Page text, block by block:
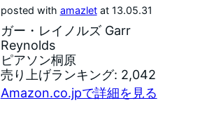
posted with amazletat 13.05.31
ガー・レイノルズ Garr
Reynolds
ピアソン桐原
売り上げランキング: 2,042
Amazon.co.jpで詳細を見る